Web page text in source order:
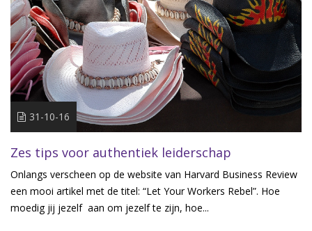
31-10-16
Zes tips voor authentiek leiderschap
Onlangs verscheen op de website van Harvard Business Review
een mooi artikel met de titel: “Let Your Workers Rebel”. Hoe
moedig jij jezelf aan om jezelf te zijn, hoe...